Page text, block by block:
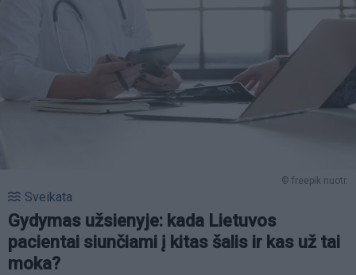
© freepik nuotr.
Sveikata
Gydymas užsienyje: kada Lietuvos
pacientai siunčiami į kitas šalis ir kas už tai
moka?